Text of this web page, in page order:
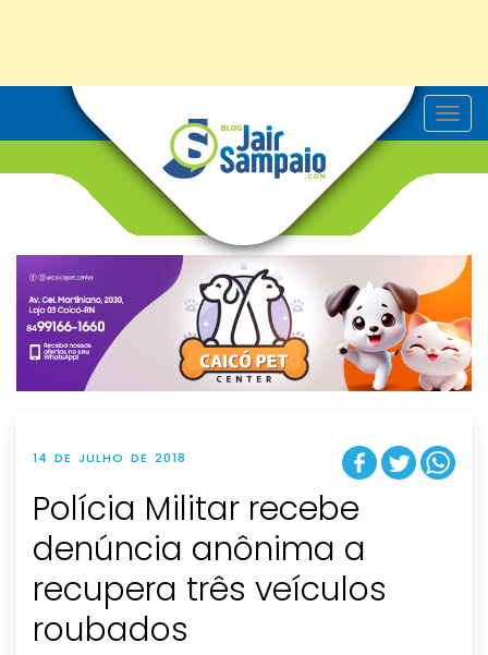
T
o
v
g
t
i
o
n
14 DE JULHO DE 2018
Polícia Militar recebe
denúncia anônima a
recupera três veículos
roubados